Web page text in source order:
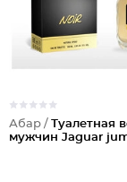
Абар / Туалетная
мужчин Jaguar